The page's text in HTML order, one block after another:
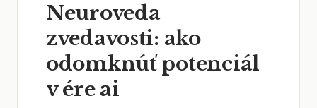
Neuroveda
zvedavosti: ako
odomknúť potenciál
v ére ai